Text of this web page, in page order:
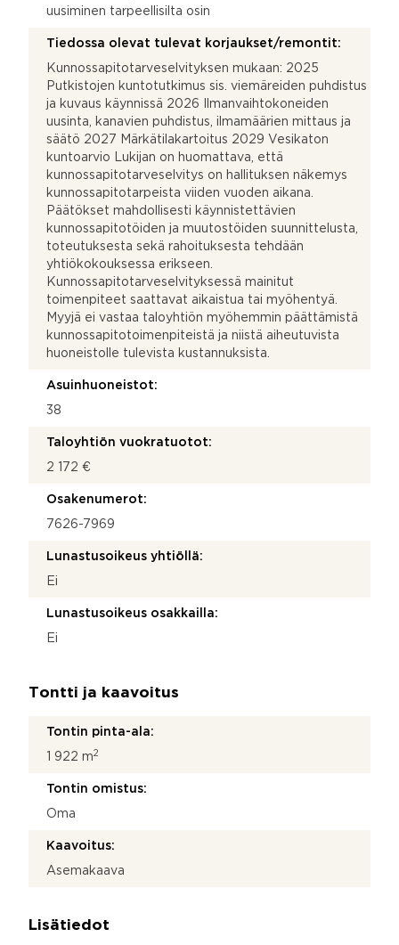
uusiminen tarpeellisilta osin
Tiedossa olevat tulevat korjaukset/remontit:
Kunnossapitotarveselvityksen mukaan: 2025
Putkistojen kuntotutkimus sis. viemäreiden puhdistus
ja kuvaus käynnissä 2026 Ilmanvaihtokoneiden
uusinta, kanavien puhdistus, ilmamäärien mittaus ja
säätö 2027 Märkätilakartoitus 2029 Vesikaton
kuntoarvio Lukijan on huomattava, että
kunnossapitotarveselvitys on hallituksen näkemys
kunnossapitotarpeista viiden vuoden aikana.
Päätökset mahdollisesti käynnistettävien
kunnossapitotöiden ja muutostöiden suunnittelusta,
toteutuksesta sekä rahoituksesta tehdään
yhtiökokouksessa erikseen.
Kunnossapitotarveselvityksessä mainitut
toimenpiteet saattavat aikaistua tai myöhentyä.
Myyjä ei vastaa taloyhtiön myöhemmin päättämistä
kunnossapitotoimenpiteistä ja niistä aiheutuvista
huoneistolle tulevista kustannuksista.
Asuinhuoneistot:
38
Taloyhtiön vuokratuotot:
2 172 €
Osakenumerot:
7626-7969
Lunastusoikeus yhtiöllä:
Ei
Lunastusoikeus osakkailla:
Ei
Tontti ja kaavoitus
Tontin pinta-ala:
1 922 m2
Tontin omistus:
Oma
Kaavoitus:
Asemakaava
Lisätiedot